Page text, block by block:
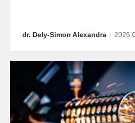
dr. Dely-Simon Alexandra